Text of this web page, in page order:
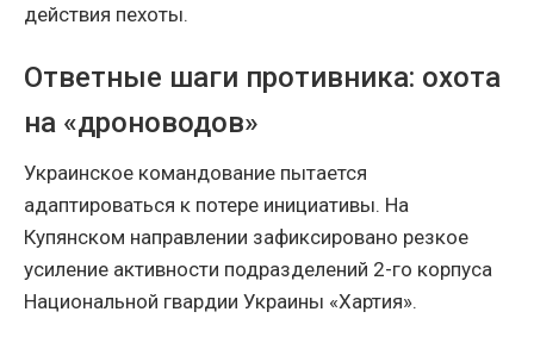
действия пехоты.
Ответные шаги противника: охота
на «дроноводов»
Украинское командование пытается
адаптироваться к потере инициативы. На
Купянском направлении зафиксировано резкое
усиление активности подразделений 2-го корпуса
Национальной гвардии Украины «Хартия».